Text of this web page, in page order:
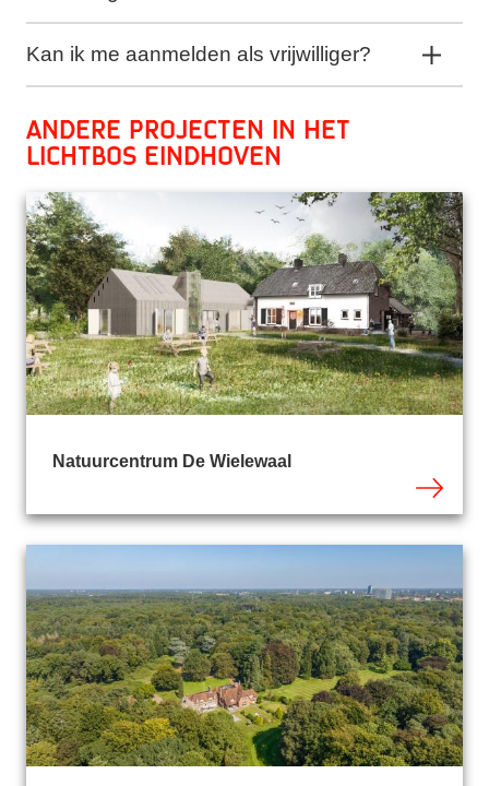
Kan ik me aanmelden als vrijwilliger?
Andere projecten in het
Lichtbos Eindhoven
Natuurcentrum De Wielewaal